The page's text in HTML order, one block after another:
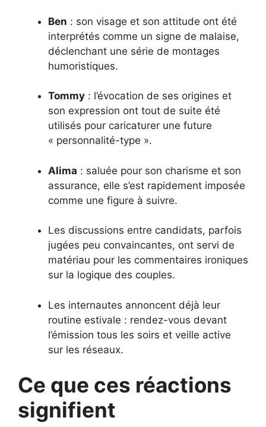
Ben : son visage et son attitude ont été
interprétés comme un signe de malaise,
déclenchant une série de montages
humoristiques.
Tommy : l’évocation de ses origines et
son expression ont tout de suite été
utilisés pour caricaturer une future
« personnalité-type ».
Alima : saluée pour son charisme et son
assurance, elle s’est rapidement imposée
comme une figure à suivre.
Les discussions entre candidats, parfois
jugées peu convaincantes, ont servi de
matériau pour les commentaires ironiques
sur la logique des couples.
Les internautes annoncent déjà leur
routine estivale : rendez-vous devant
l’émission tous les soirs et veille active
sur les réseaux.
Ce que ces réactions
signifient